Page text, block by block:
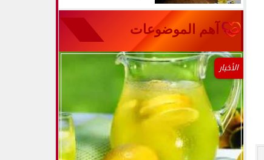
آهم الموضوعات
الأخبار